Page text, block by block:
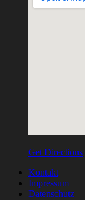
Get Directions
Kontakt
Impressum
Datenschutz